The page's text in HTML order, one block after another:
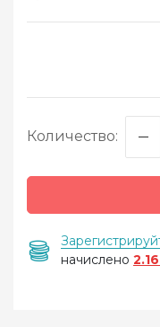
Количество:
начислено